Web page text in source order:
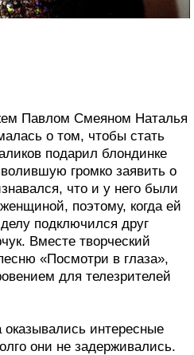
Павлом Смеяном Наталья
о том, чтобы стать
подарил блондинке
громко заявить о
что и у него были
поэтому, когда ей
подключился друг
Вместе творческий
«Посмотри в глаза»,
для телезрителей
интересные
они не задерживались.